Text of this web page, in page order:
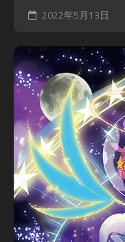
2022年5月13日